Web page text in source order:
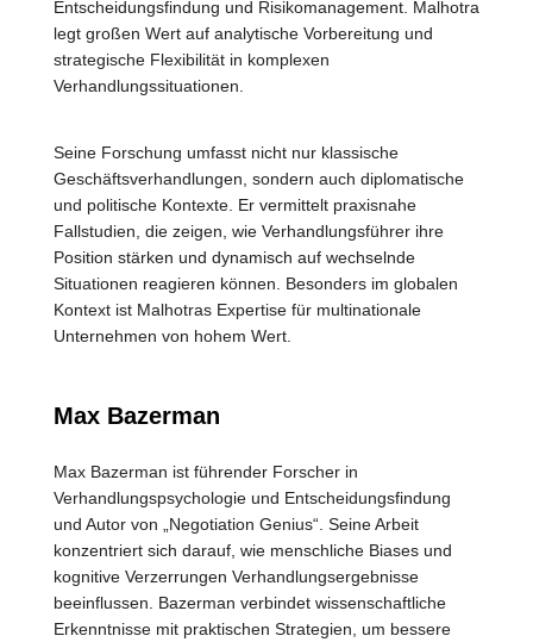
Entscheidungsfindung und Risikomanagement. Malhotra
legt großen Wert auf analytische Vorbereitung und
strategische Flexibilität in komplexen
Verhandlungssituationen.
Seine Forschung umfasst nicht nur klassische
Geschäftsverhandlungen, sondern auch diplomatische
und politische Kontexte. Er vermittelt praxisnahe
Fallstudien, die zeigen, wie Verhandlungsführer ihre
Position stärken und dynamisch auf wechselnde
Situationen reagieren können. Besonders im globalen
Kontext ist Malhotras Expertise für multinationale
Unternehmen von hohem Wert.
Max Bazerman
Max Bazerman ist führender Forscher in
Verhandlungspsychologie und Entscheidungsfindung
und Autor von „Negotiation Genius“. Seine Arbeit
konzentriert sich darauf, wie menschliche Biases und
kognitive Verzerrungen Verhandlungsergebnisse
beeinflussen. Bazerman verbindet wissenschaftliche
Erkenntnisse mit praktischen Strategien, um bessere